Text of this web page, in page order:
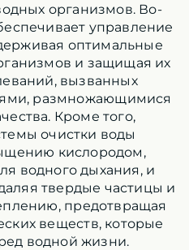
организмов. Во-
управление
оптимальные
и защищая их
вызванных
размножающимися
Кроме того,
очистки воды
кислородом,
водного дыхания, и
твердые частицы и
предотвращая
веществ, которые
водной жизни.